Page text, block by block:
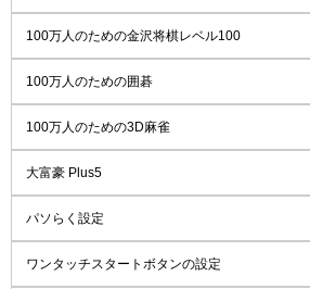
100万人のための金沢将棋レベル100
100万人のための囲碁
100万人のための3D麻雀
大富豪 Plus5
パソらく設定
ワンタッチスタートボタンの設定